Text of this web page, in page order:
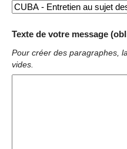
Texte de votre message
Pour créer des paragraphes,
vides.